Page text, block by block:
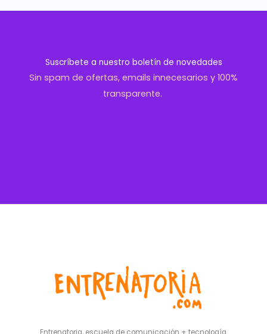
Suscríbete a nuestro boletín de novedades
Sin spam de ofertas, emails innecesarios y 100%
transparente.